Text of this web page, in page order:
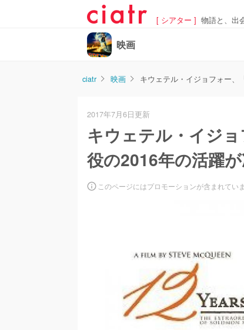
[ シアター ] 物語と、出
映画
ciatr 映画 キウェテル・イジョフォー、
2017年7月6日更新
キウェテル・イジ
役の2016年の活躍が
このページにはプロモーションが含まれてい